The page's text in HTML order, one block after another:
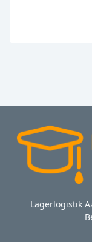
Lagerlogistik